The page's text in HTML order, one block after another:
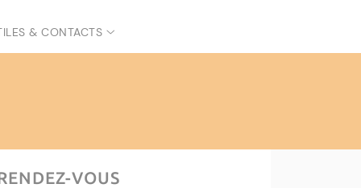
& CONTACTS
VOUS